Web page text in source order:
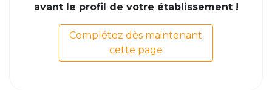
avant le profil de votre établissement !
Complétez dès maintenant
cette page